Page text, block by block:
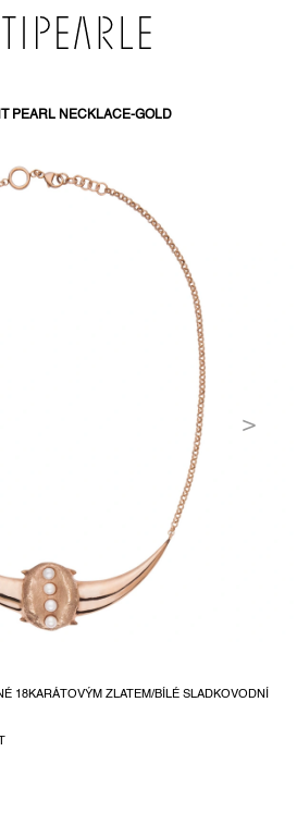
PEARL NECKLACE-GOLD
18KARÁTOVÝM ZLATEM/BÍLÉ SLADKOVODNÍ